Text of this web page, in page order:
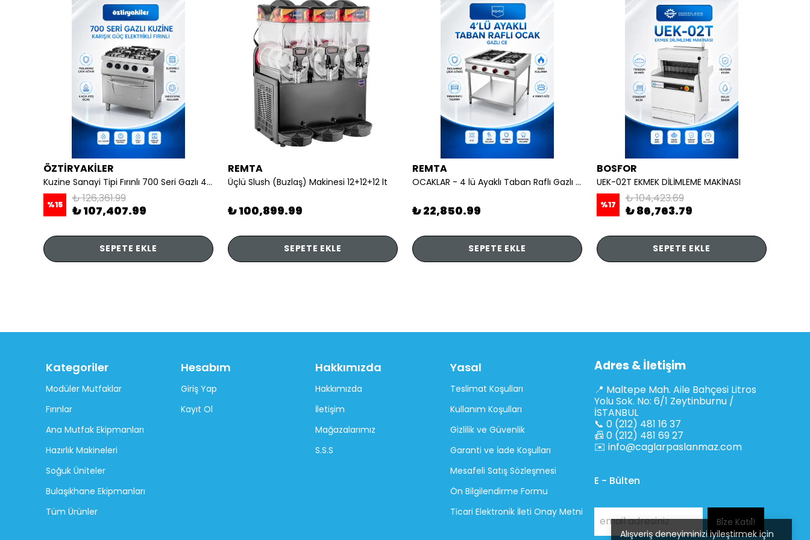
Alışveriş deneyiminizi iyileştirmek için
ÖZTİRYAKİLER
Kuzine Sanayi Tipi Fırınlı 700 Seri Gazlı 4 Açık Ateş 80x70x85 (Lp)-2X6Kw+2X7,5Kw+6Kw Elektrikli Fırın
%15 ₺ 126,361.99
₺ 107,407.99
SEPETE EKLE
REMTA
Üçlü Slush (Buzlaş) Makinesi 12+12+12 lt
₺ 100,899.99
SEPETE EKLE
REMTA
OCAKLAR - 4 lü Ayaklı Taban Raflı Gazlı CE
₺ 22,850.99
SEPETE EKLE
BOSFOR
UEK-02T EKMEK DİLİMLEME MAKİNASI
%17 ₺ 104,423.69
₺ 86,763.79
SEPETE EKLE
Kategoriler
Modüler Mutfaklar
Fırınlar
Ana Mutfak Ekipmanları
Hazırlık Makineleri
Soğuk Üniteler
Bulaşıkhane Ekipmanları
Tüm Ürünler
Hesabım
Giriş Yap
Kayıt Ol
Hakkımızda
Hakkımızda
İletişim
Mağazalarımız
S.S.S
Yasal
Teslimat Koşulları
Kullanım Koşulları
Gizlilik ve Güvenlik
Garanti ve İade Koşulları
Mesafeli Satış Sözleşmesi
Ön Bilgilendirme Formu
Ticari Elektronik İleti Onay Metni
Adres & İletişim
📍 Maltepe Mah. Aile Bahçesi Litros
Yolu Sok. No: 6/1 Zeytinburnu /
İSTANBUL
📞 0 (212) 481 16 37
📠 0 (212) 481 69 27
✉️ info@caglarpaslanmaz.com
E - Bülten
Bize Katıl!